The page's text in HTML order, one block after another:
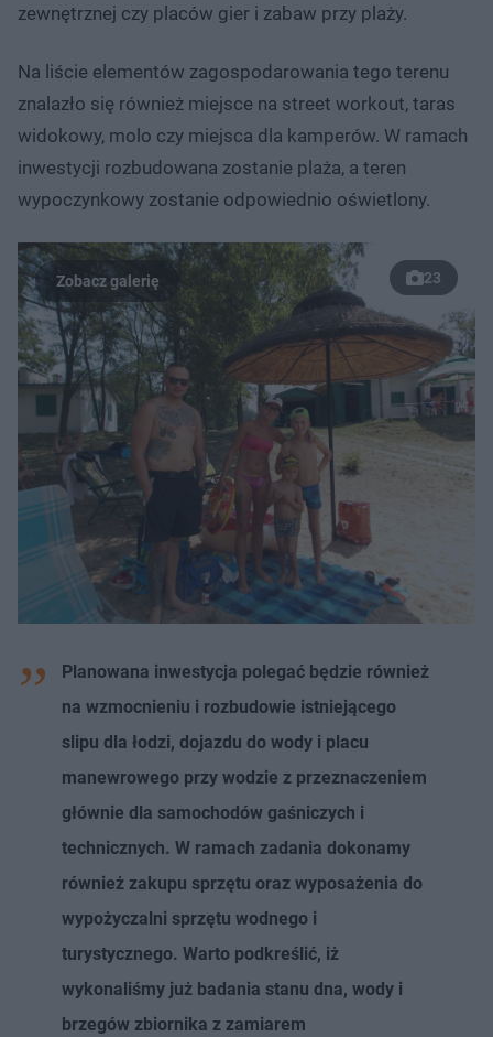
zewnętrznej czy placów gier i zabaw przy plaży.
Na liście elementów zagospodarowania tego terenu
znalazło się również miejsce na street workout, taras
widokowy, molo czy miejsca dla kamperów. W ramach
inwestycji rozbudowana zostanie plaża, a teren
wypoczynkowy zostanie odpowiednio oświetlony.
23
Planowana inwestycja polegać będzie również
na wzmocnieniu i rozbudowie istniejącego
slipu dla łodzi, dojazdu do wody i placu
manewrowego przy wodzie z przeznaczeniem
głównie dla samochodów gaśniczych i
technicznych. W ramach zadania dokonamy
również zakupu sprzętu oraz wyposażenia do
wypożyczalni sprzętu wodnego i
turystycznego. Warto podkreślić, iż
wykonaliśmy już badania stanu dna, wody i
brzegów zbiornika z zamiarem